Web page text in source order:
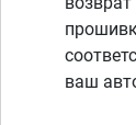
ваш